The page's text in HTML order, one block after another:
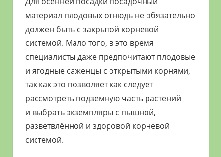
материал плодовых отнюдь не обязательно
должен быть с закрытой корневой
системой. Мало того, в это время
специалисты даже предпочитают плодовые
и ягодные саженцы с открытыми корнями,
так как это позволяет как следует
рассмотреть подземную часть растений
и выбрать экземпляры с пышной,
разветвлённой и здоровой корневой
системой.